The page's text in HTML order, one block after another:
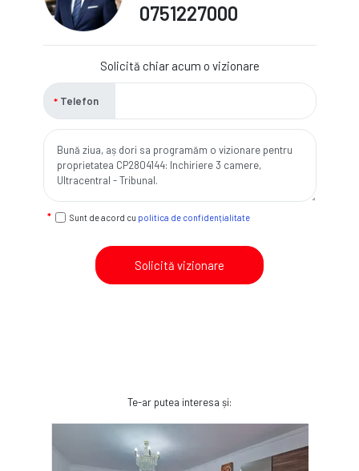
0751227000
Solicită chiar acum o vizionare
Telefon
Sunt de acord cu politica de confidențialitate
Solicită vizionare
Te-ar putea interesa și: